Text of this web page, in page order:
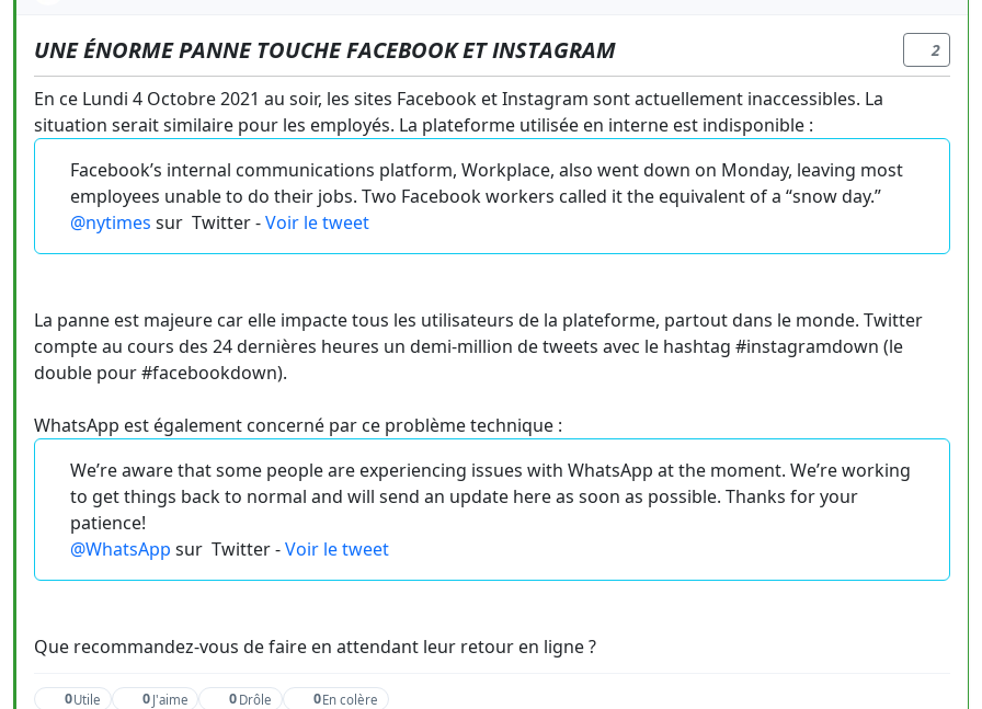
UNE ÉNORME PANNE TOUCHE FACEBOOK ET INSTAGRAM 2
En ce Lundi 4 Octobre 2021 au soir, les sites Facebook et Instagram sont actuellement inaccessibles. La
situation serait similaire pour les employés. La plateforme utilisée en interne est indisponible :
Facebook’s internal communications platform, Workplace, also went down on Monday, leaving most
employees unable to do their jobs. Two Facebook workers called it the equivalent of a “snow day.”
@nytimes sur Twitter -Voir le tweet
La panne est majeure car elle impacte tous les utilisateurs de la plateforme, partout dans le monde. Twitter
compte au cours des 24 dernières heures un demi-million de tweets avec le hashtag #instagramdown (le
double pour #facebookdown).
WhatsApp est également concerné par ce problème technique :
We’re aware that some people are experiencing issues with WhatsApp at the moment. We’re working
to get things back to normal and will send an update here as soon as possible. Thanks for your
patience!
@WhatsApp sur Twitter -Voir le tweet
Que recommandez-vous de faire en attendant leur retour en ligne ?
0Utile 0 J'aime 0 Drôle 0En colère